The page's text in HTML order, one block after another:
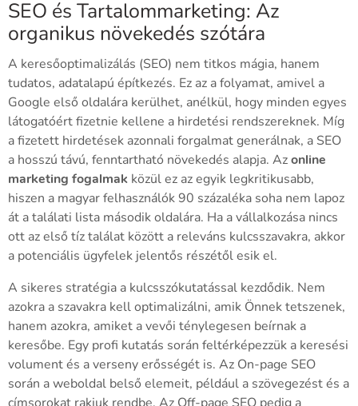
SEO és Tartalommarketing: Az
organikus növekedés szótára
A keresőoptimalizálás (SEO) nem titkos mágia, hanem
tudatos, adatalapú építkezés. Ez az a folyamat, amivel a
Google első oldalára kerülhet, anélkül, hogy minden egyes
látogatóért fizetnie kellene a hirdetési rendszereknek. Míg
a fizetett hirdetések azonnali forgalmat generálnak, a SEO
a hosszú távú, fenntartható növekedés alapja. Azonline
marketing fogalmak közül ez az egyik legkritikusabb,
hiszen a magyar felhasználók 90 százaléka soha nem lapoz
át a találati lista második oldalára. Ha a vállalkozása nincs
ott az első tíz találat között a releváns kulcsszavakra, akkor
a potenciális ügyfelek jelentős részétől esik el.
A sikeres stratégia a kulcsszókutatással kezdődik. Nem
azokra a szavakra kell optimalizálni, amik Önnek tetszenek,
hanem azokra, amiket a vevői ténylegesen beírnak a
keresőbe. Egy profi kutatás során feltérképezzük a keresési
volument és a verseny erősségét is. Az On-page SEO
során a weboldal belső elemeit, például a szövegezést és a